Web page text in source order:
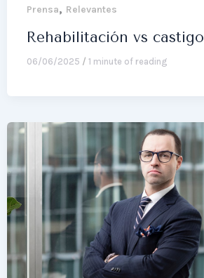
Prensa, Relevantes
Rehabilitación vs castigo
06/06/2025 / 1 minute of reading